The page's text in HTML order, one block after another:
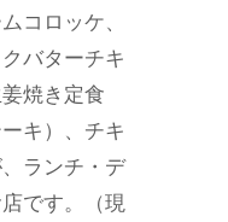
コロッケ、
バターチキ
焼き定食
キ）、チキ
ランチ・デ
です。（現